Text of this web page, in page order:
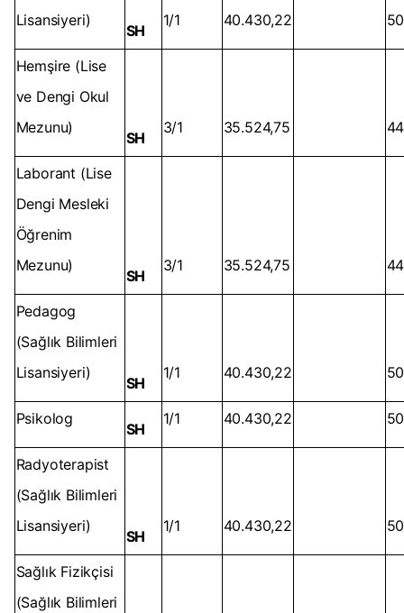
Lisansiyeri)
SH
1/1 40.430,22
Hemşire (Lise
ve Dengi Okul
Mezunu)
SH
3/1 35.524,75
Laborant (Lise
Dengi Mesleki
Öğrenim
Mezunu)
SH
3/1 35.524,75
Pedagog
(Sağlık Bilimleri
Lisansiyeri)
SH
1/1 40.430,22
Psikolog
SH
1/1 40.430,22
Radyoterapist
(Sağlık Bilimleri
Lisansiyeri)
SH
1/1 40.430,22
Sağlık Fizikçisi
(Sağlık Bilimleri